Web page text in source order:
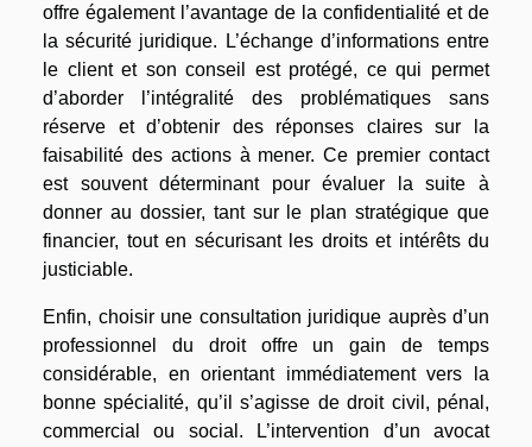
offre également l’avantage de la confidentialité et de
la sécurité juridique. L’échange d’informations entre
le client et son conseil est protégé, ce qui permet
d’aborder l’intégralité des problématiques sans
réserve et d’obtenir des réponses claires sur la
faisabilité des actions à mener. Ce premier contact
est souvent déterminant pour évaluer la suite à
donner au dossier, tant sur le plan stratégique que
financier, tout en sécurisant les droits et intérêts du
justiciable.
Enfin, choisir une consultation juridique auprès d’un
professionnel du droit offre un gain de temps
considérable, en orientant immédiatement vers la
bonne spécialité, qu’il s’agisse de droit civil, pénal,
commercial ou social. L’intervention d’un avocat